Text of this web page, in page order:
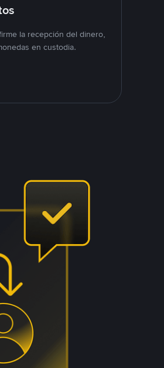
la recepción del dinero,
en custodia.